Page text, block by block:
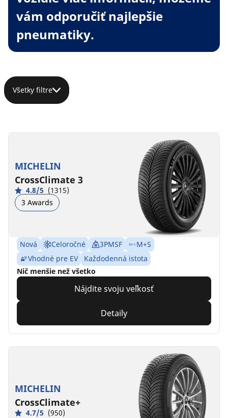
vám odporučiť najlepšie
pneumatiky.
Všetky filtre
MICHELIN
CrossClimate 3
4.8/5 (1315)
3 Awards
Nová Celoročné 3PMSF
M+S
Vhodné pre EV
Každodenná istota
Nič menšie než všetko
Nájdite svoju veľkosť
Detaily
MICHELIN
CrossClimate+
4.7/5 (950)